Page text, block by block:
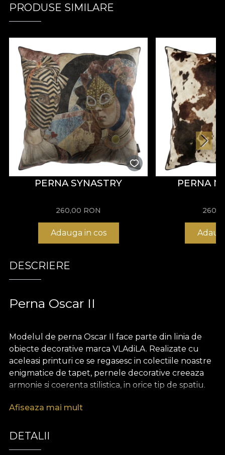
PRODUSE SIMILARE
PERNA SYNASTRY
260,00 RON
Adauga in cos
PERNA
DESCRIERE
Perna Oscar II
Modelul de perna Oscar II face parte din linia de
obiecte decorative marca VLAdiLA. Realizate cu
aceleasi printuri ce se regasesc in colectiile noastre
enigmatice de tapet, pernele decorative creeaza
armonie si coerenta stilistica, in orice tip de spatiu.
Pernele sunt realizate din catifea, un material
Dimensiunea de 43 x 43 cm le face perfecte
Afiseaza mai mult
DETALII